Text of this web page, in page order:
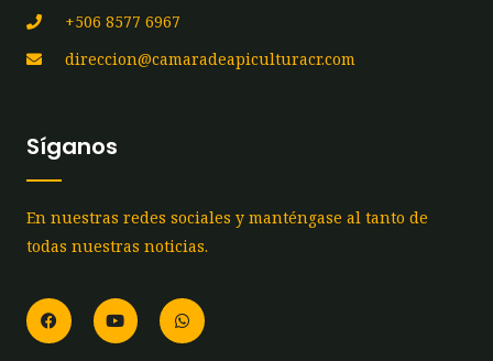
+506 8577 6967
direccion@camaradeapiculturacr.com
Síganos
En nuestras redes sociales y manténgase al tanto de
todas nuestras noticias.
F
a
c
Y
o
u
W
h
a